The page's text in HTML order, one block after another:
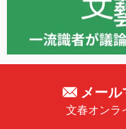
メール
文春オンラ